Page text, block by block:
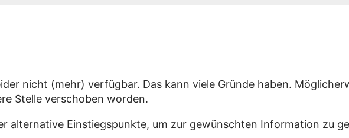
nicht (mehr) verfügbar. Das kann viele Gründe haben.
Stelle verschoben worden.
alternative Einstiegspunkte, um zur gewünschten Information zu